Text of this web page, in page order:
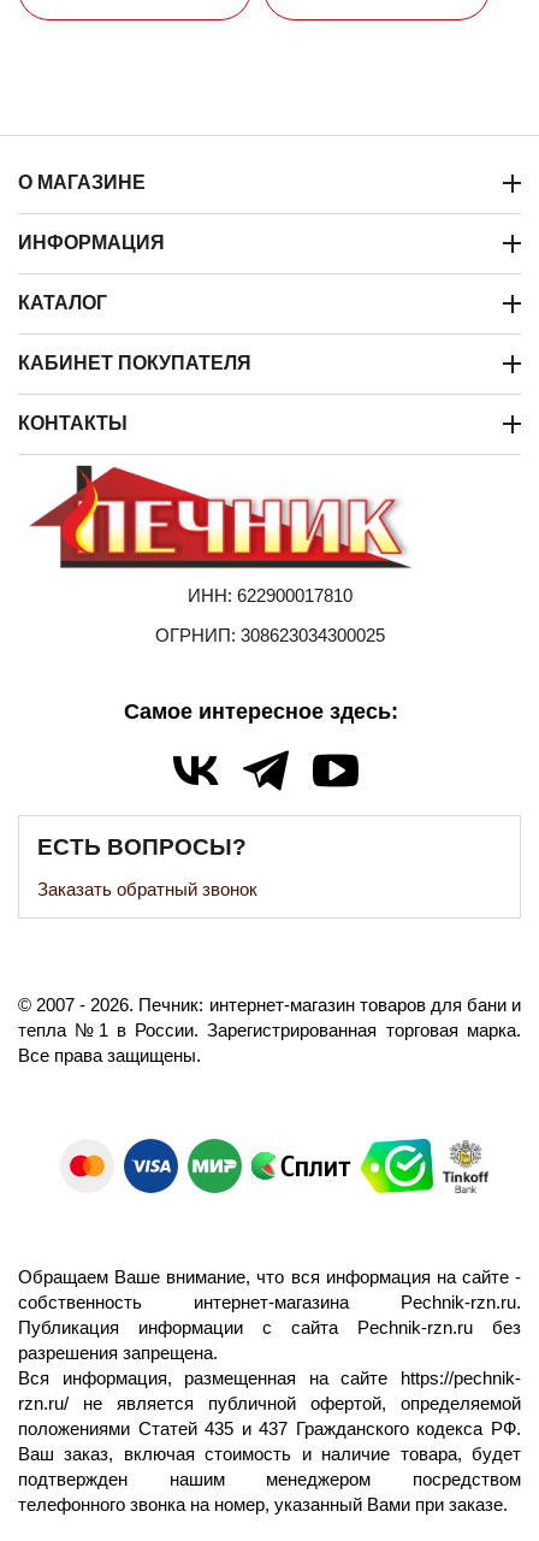
О МАГАЗИНЕ
ИНФОРМАЦИЯ
КАТАЛОГ
КАБИНЕТ ПОКУПАТЕЛЯ
КОНТАКТЫ
ИНН: 622900017810
ОГРНИП: 308623034300025
Самое интересное здесь:
ЕСТЬ ВОПРОСЫ?
Заказать обратный звонок
©️ 2007 - 2026. Печник: интернет-магазин товаров для бани и
тепла №1 в России. Зарегистрированная торговая марка.
Все права защищены.
Обращаем Ваше внимание, что вся информация на сайте -
собственность интернет-магазина Pechnik-rzn.ru.
Публикация информации с сайта Pechnik-rzn.ru без
разрешения запрещена.
Вся информация, размещенная на сайте https://pechnik-
rzn.ru/ не является публичной офертой, определяемой
положениями Статей 435 и 437 Гражданского кодекса РФ.
Ваш заказ, включая стоимость и наличие товара, будет
подтвержден нашим менеджером посредством
телефонного звонка на номер, указанный Вами при заказе.